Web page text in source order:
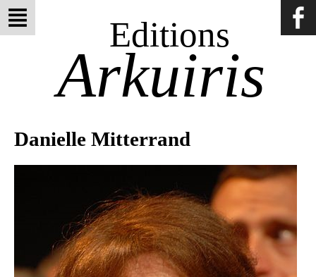
Editions
Arkuiris
Danielle Mitterrand